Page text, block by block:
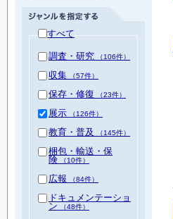
すべて
調査・研究 （106件）
収集 （57件）
保存・修復 （23件）
展示 （126件）
教育・普及 （145件）
梱包・輸送・保
険 （10件）
広報 （84件）
ドキュメンテーショ
ン （48件）